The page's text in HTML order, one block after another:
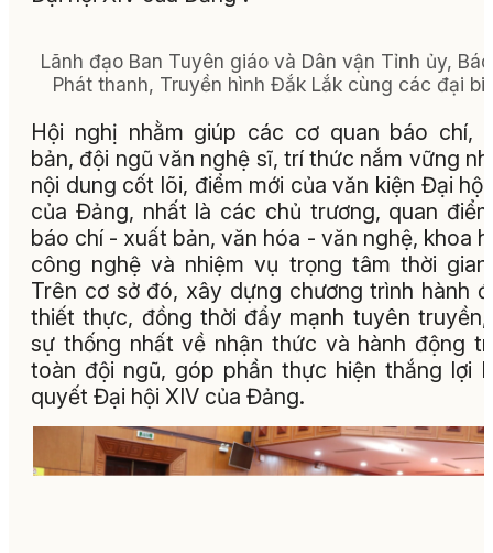
Lãnh đạo Ban Tuyên giáo và Dân vận Tỉnh ủy,
Phát thanh, Truyền hình Đắk Lắk cùng các đại
Hội nghị nhằm giúp các cơ quan báo chí,
bản, đội ngũ văn nghệ sĩ, trí thức nắm vững
nội dung cốt lõi, điểm mới của văn kiện Đại hội
của Đảng, nhất là các chủ trương, quan
báo chí - xuất bản, văn hóa - văn nghệ, khoa
công nghệ và nhiệm vụ trọng tâm thời
Trên cơ sở đó, xây dựng chương trình hành
thiết thực, đồng thời đẩy mạnh tuyên
sự thống nhất về nhận thức và hành động
toàn đội ngũ, góp phần thực hiện thắng lợi
quyết Đại hội XIV của Đảng.